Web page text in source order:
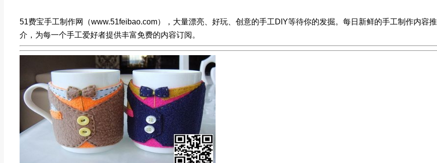
51费宝手工制作网（www.51feibao.com），大量漂亮、好玩、创意的手工DIY等待你的发掘。每日新鲜的手工制作内容推
介，为每一个手工爱好者提供丰富免费的内容订阅。